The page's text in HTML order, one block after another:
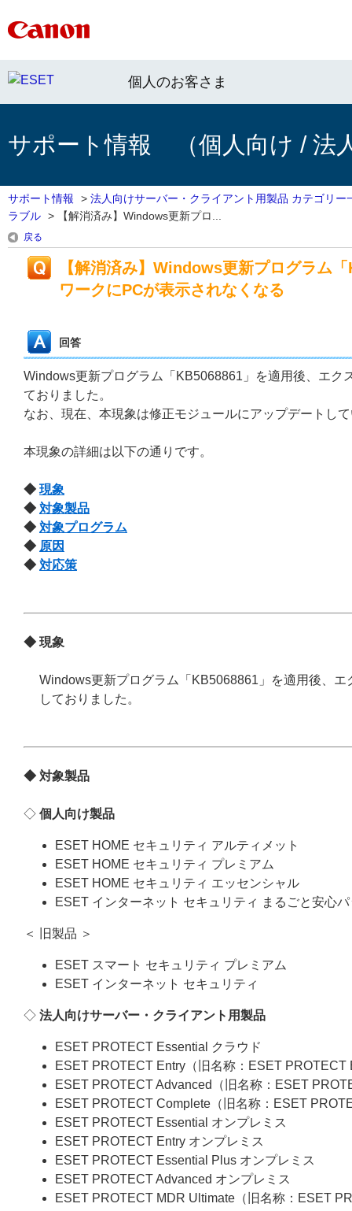
個人のお客さま
サポート情報 （個人向け / 法
サポート情報 > 法人向けサーバー・クライアント用製品 カテゴリー
ラブル > 【解消済み】Windows更新プロ...
戻る
【解消済み】Windows更新プログラム
ワークにPCが表示されなくなる
回答
Windows更新プログラム「KB5068861」を適用後、エ
ておりました。
なお、現在、本現象は修正モジュールにアップデートし
本現象の詳細は以下の通りです。
◆ 現象
◆ 対象製品
◆ 対象プログラム
◆ 原因
◆ 対応策
◆ 現象
Windows更新プログラム「KB5068861」を適用後、
しておりました。
◆ 対象製品
◇ 個人向け製品
ESET HOME セキュリティ アルティメット
ESET HOME セキュリティ プレミアム
ESET HOME セキュリティ エッセンシャル
ESET インターネット セキュリティ まるごと安心
＜ 旧製品 ＞
ESET スマート セキュリティ プレミアム
ESET インターネット セキュリティ
◇ 法人向けサーバー・クライアント用製品
ESET PROTECT Essential クラウド
ESET PROTECT Entry（旧名称：ESET PROTECT
ESET PROTECT Advanced（旧名称：ESET
ESET PROTECT Complete（旧名称：ESET
ESET PROTECT Essential オンプレミス
ESET PROTECT Entry オンプレミス
ESET PROTECT Essential Plus オンプレミス
ESET PROTECT Advanced オンプレミス
ESET PROTECT MDR Ultimate（旧名称：ESET